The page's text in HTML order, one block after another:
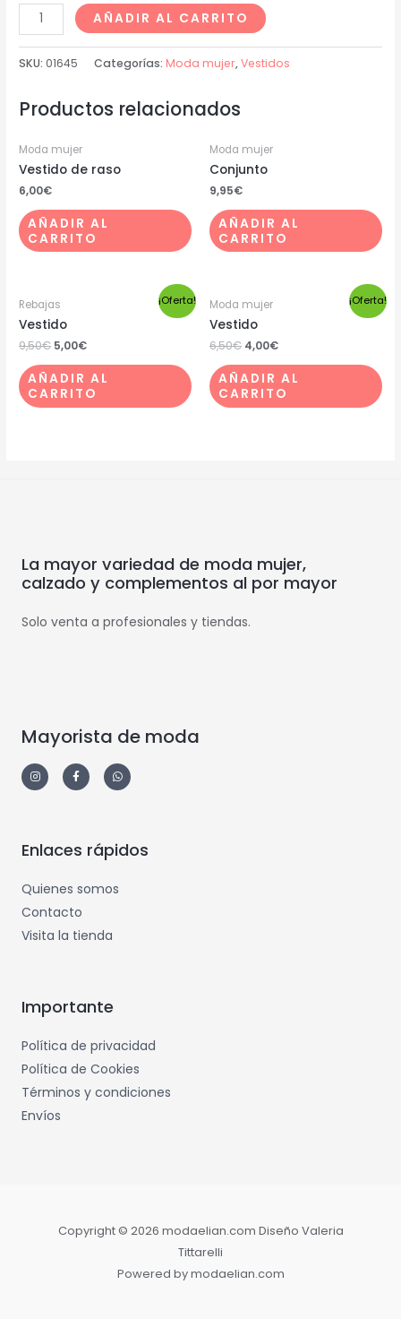
AÑADIR AL CARRITO
SKU: 01645 Categorías: Moda mujer,Vestidos
Productos relacionados
Moda mujer
Vestido de raso
6,00€
AÑADIR AL
CARRITO
Moda mujer
Conjunto
9,95€
AÑADIR AL
CARRITO
¡Oferta!
Rebajas
Vestido
9,50€ 5,00€
AÑADIR AL
CARRITO
¡Oferta!
Moda mujer
Vestido
6,50€ 4,00€
AÑADIR AL
CARRITO
La mayor variedad de moda mujer,
calzado y complementos al por mayor
Solo venta a profesionales y tiendas.
Mayorista de moda
Enlaces rápidos
Quienes somos
Contacto
Visita la tienda
Importante
Política de privacidad
Política de Cookies
Términos y condiciones
Envíos
Copyright © 2026 modaelian.com Diseño Valeria
Tittarelli
Powered by modaelian.com